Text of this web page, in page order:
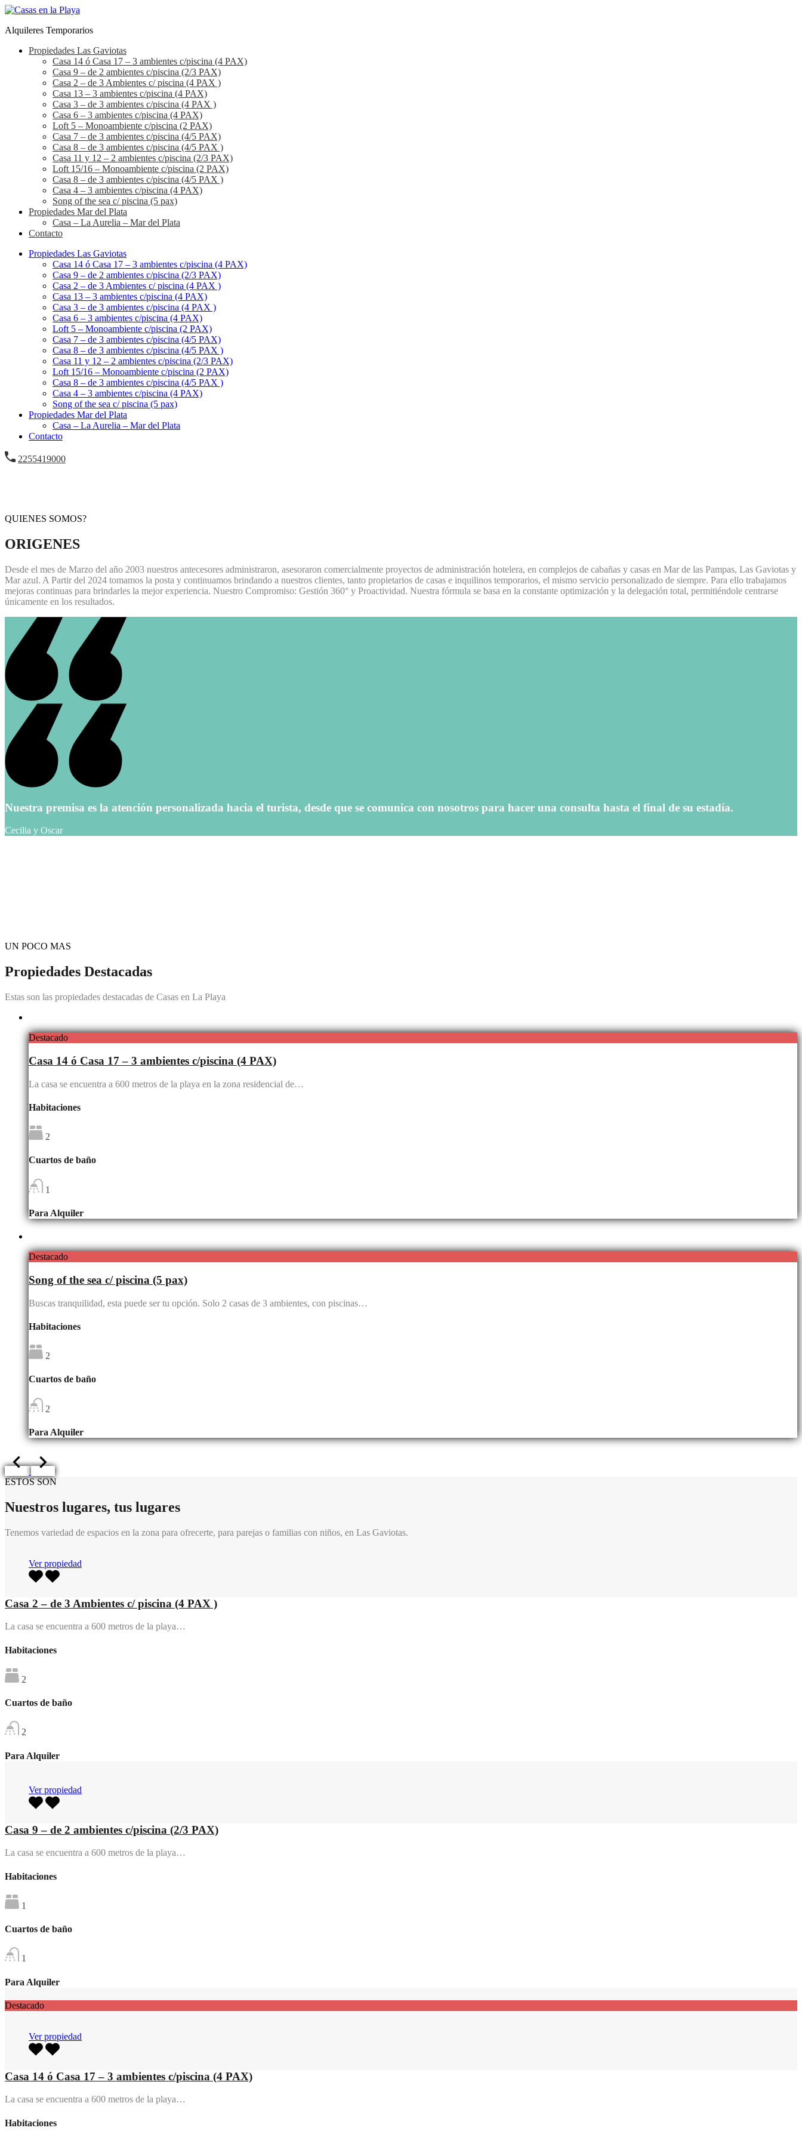
Alquileres Temporarios
Propiedades Las Gaviotas
Casa 14 ó Casa 17 – 3 ambientes c/piscina (4 PAX)
Casa 9 – de 2 ambientes c/piscina (2/3 PAX)
Casa 2 – de 3 Ambientes c/ piscina (4 PAX )
Casa 13 – 3 ambientes c/piscina (4 PAX)
Casa 3 – de 3 ambientes c/piscina (4 PAX )
Casa 6 – 3 ambientes c/piscina (4 PAX)
Loft 5 – Monoambiente c/piscina (2 PAX)
Casa 7 – de 3 ambientes c/piscina (4/5 PAX)
Casa 8 – de 3 ambientes c/piscina (4/5 PAX )
Casa 11 y 12 – 2 ambientes c/piscina (2/3 PAX)
Loft 15/16 – Monoambiente c/piscina (2 PAX)
Casa 8 – de 3 ambientes c/piscina (4/5 PAX )
Casa 4 – 3 ambientes c/piscina (4 PAX)
Song of the sea c/ piscina (5 pax)
Propiedades Mar del Plata
Casa – La Aurelia – Mar del Plata
Contacto
Propiedades Las Gaviotas
Casa 14 ó Casa 17 – 3 ambientes c/piscina (4 PAX)
Casa 9 – de 2 ambientes c/piscina (2/3 PAX)
Casa 2 – de 3 Ambientes c/ piscina (4 PAX )
Casa 13 – 3 ambientes c/piscina (4 PAX)
Casa 3 – de 3 ambientes c/piscina (4 PAX )
Casa 6 – 3 ambientes c/piscina (4 PAX)
Loft 5 – Monoambiente c/piscina (2 PAX)
Casa 7 – de 3 ambientes c/piscina (4/5 PAX)
Casa 8 – de 3 ambientes c/piscina (4/5 PAX )
Casa 11 y 12 – 2 ambientes c/piscina (2/3 PAX)
Loft 15/16 – Monoambiente c/piscina (2 PAX)
Casa 8 – de 3 ambientes c/piscina (4/5 PAX )
Casa 4 – 3 ambientes c/piscina (4 PAX)
Song of the sea c/ piscina (5 pax)
Propiedades Mar del Plata
Casa – La Aurelia – Mar del Plata
Contacto
2255419000
QUIENES SOMOS?
ORIGENES
Desde el mes de Marzo del año 2003 nuestros antecesores administraron, asesoraron comercialmente proyectos de administración hotelera, en complejos de cabañas y casas en Mar de las Pampas, Las Gaviotas y
Mar azul. A Partir del 2024 tomamos la posta y continuamos brindando a nuestros clientes, tanto propietarios de casas e inquilinos temporarios, el mismo servicio personalizado de siempre. Para ello trabajamos
mejoras continuas para brindarles la mejor experiencia. Nuestro Compromiso: Gestión 360° y Proactividad. Nuestra fórmula se basa en la constante optimización y la delegación total, permitiéndole centrarse
únicamente en los resultados.
Nuestra premisa es la atención personalizada hacia el turista, desde que se comunica con nosotros para hacer una consulta hasta el final de su estadía.
Cecilia y Oscar
UN POCO MAS
Propiedades Destacadas
Estas son las propiedades destacadas de Casas en La Playa
Destacado
Casa 14 ó Casa 17 – 3 ambientes c/piscina (4 PAX)
La casa se encuentra a 600 metros de la playa en la zona residencial de…
Habitaciones
2
Cuartos de baño
1
Para Alquiler
Destacado
Song of the sea c/ piscina (5 pax)
Buscas tranquilidad, esta puede ser tu opción. Solo 2 casas de 3 ambientes, con piscinas…
Habitaciones
2
Cuartos de baño
2
Para Alquiler
ESTOS SON
Nuestros lugares, tus lugares
Tenemos variedad de espacios en la zona para ofrecerte, para parejas o familias con niños, en Las Gaviotas.
Ver propiedad
Casa 2 – de 3 Ambientes c/ piscina (4 PAX )
La casa se encuentra a 600 metros de la playa…
Habitaciones
2
Cuartos de baño
2
Para Alquiler
Ver propiedad
Casa 9 – de 2 ambientes c/piscina (2/3 PAX)
La casa se encuentra a 600 metros de la playa…
Habitaciones
1
Cuartos de baño
1
Para Alquiler
Destacado
Ver propiedad
Casa 14 ó Casa 17 – 3 ambientes c/piscina (4 PAX)
La casa se encuentra a 600 metros de la playa…
Habitaciones